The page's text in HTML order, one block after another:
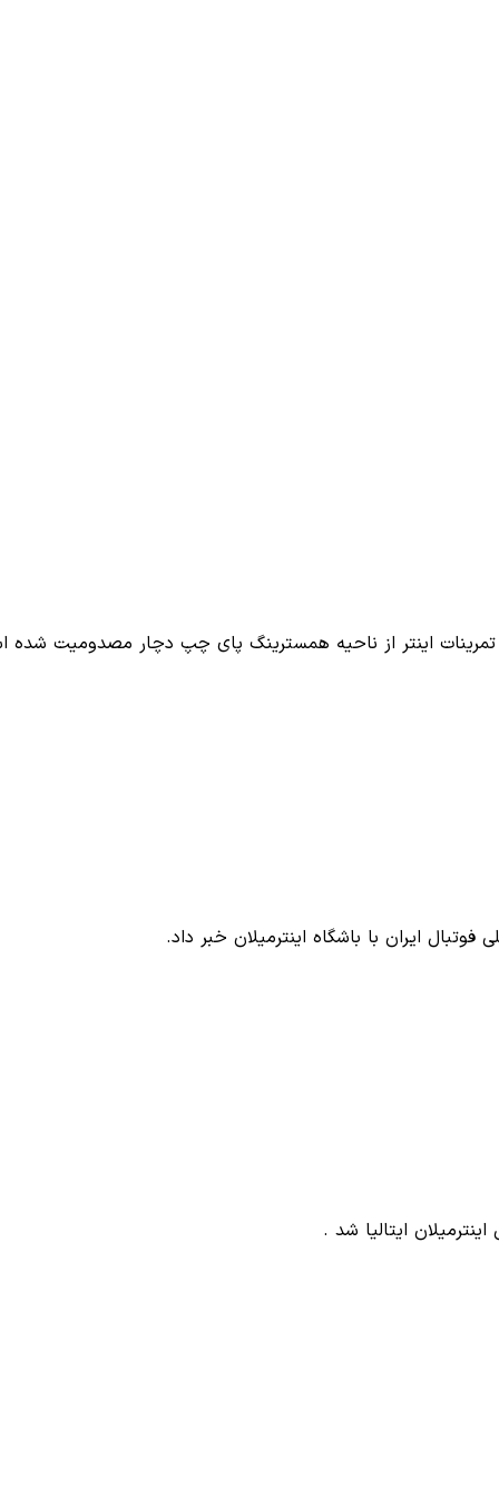
تمرینات اینتر از ناحیه همسترینگ پای چپ دچار مصدومیت
ایران با باشگاه اینترمیلان خبر داد.
ایتالیا شد .